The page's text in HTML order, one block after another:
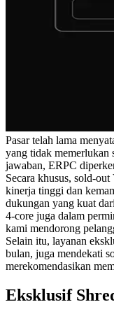
Pasar telah lama
yang tidak memerlukan
jawaban, ERPC
Secara khusus, sold-
kinerja tinggi dan
dukungan yang kuat
4-core juga dalam
kami mendorong
Selain itu, layanan
bulan, juga mendekati
merekomendasikan
Eksklusif